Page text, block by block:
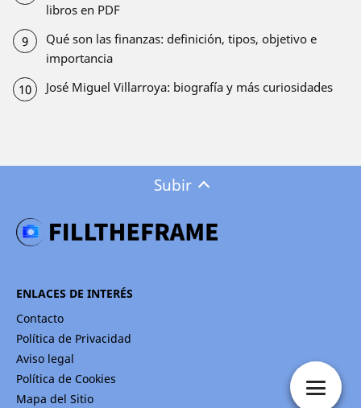
libros en PDF
Qué son las finanzas: definición, tipos, objetivo e
importancia
José Miguel Villarroya: biografía y más curiosidades
Subir
ENLACES DE INTERÉS
Contacto
Política de Privacidad
Aviso legal
Política de Cookies
Mapa del Sitio